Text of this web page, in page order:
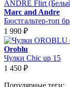
Marc and Andre
Бюстгальтер-топ
1 990 ₽
Oroblu
Чулки Chic up 15
1 450 ₽
Популярные теги: